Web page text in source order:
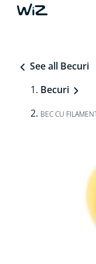
See all Becuri
Becuri
BEC CU